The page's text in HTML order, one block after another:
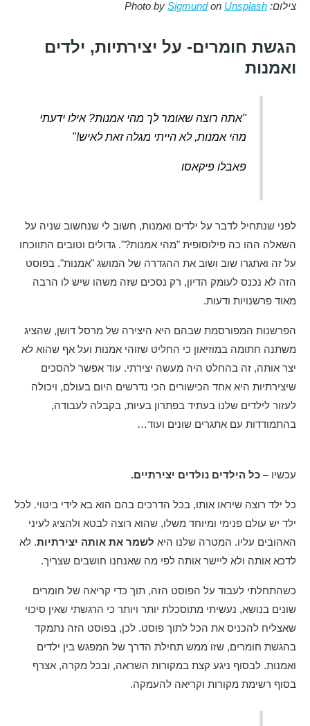
צילום: Photo by Sigmundon Unsplash
הגשת חומרים- על יצירתיות, ילדים
ואמנות
"אתה רוצה שאומר לך מהי אמנות? אילו ידעתי
מהי אמנות, לא הייתי מגלה זאת לאיש!"
פאבלו פיקאסו
לפני שנתחיל לדבר על ילדים ואמנות, חשוב לי שנחשוב שניה על
השאלה ההו כה פילוסופית "מהי אמנות?". גדולים וטובים התווכחו
על זה ואתגרו שוב ושוב את ההגדרה של המושג "אמנות". בפוסט
הזה לא נכנס לעומק הדיון, רק נסכים שזה משהו שיש לו הרבה
מאוד פרשנויות ודעות.
הפרשנות המפורסמת שבהם היא היצירה של מרסל דושן, שהציג
משתנה חתומה במוזיאון כי החליט שזוהי אמנות ועל אף שהוא לא
יצר אותה, זה בהחלט היה מעשה יצירתי. עוד אפשר להסכים
שיצירתיות היא אחד הכישורים הכי נדרשים היום בעולם, ויכולה
לעזור לילדים שלנו בעתיד בפתרון בעיות, בקבלה לעבודה,
בהתמודדות עם אתגרים שונים ועוד…
עכשיו – כל הילדים נולדים יצירתיים.
כל ילד רוצה שיראו אותו, בכל הדרכים בהם הוא בא לידי ביטוי. לכל
ילד יש עולם פנימי ומיוחד משלו, שהוא רוצה לבטא ולהציג לעיני
האהובים עליו. המטרה שלנו היא לשמר את אותה יצירתיות. לא
לדכא אותה ולא ליישר אותה לפי מה שאנחנו חושבים שצריך.
כשהתחלתי לעבוד על הפוסט הזה, תוך כדי קריאה של חומרים
שונים בנושא, נעשיתי מתוסכלת יותר ויותר כי הרגשתי שאין סיכוי
שאצליח להכניס את הכל לתוך פוסט. לכן, בפוסט הזה נתמקד
בהגשת חומרים, שזו ממש תחילת הדרך של המפגש בין ילדים
ואמנות. לבסוף ניגע קצת במקורות השראה, ובכל מקרה, אצרף
בסוף רשימת מקורות וקריאה להעמקה.